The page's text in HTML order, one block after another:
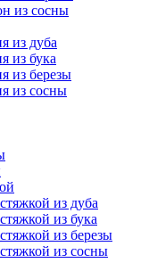
из сосны
из дуба
из бука
из березы
из сосны
из дуба
из бука
из березы
из сосны